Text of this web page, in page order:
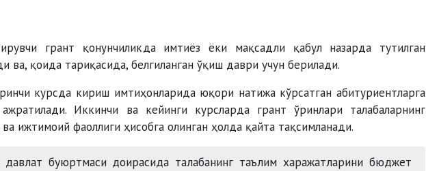
грант қонунчиликда имтиёз ёки мақсадли қабул назарда тутилган
ва, қоида тариқасида, белгиланган ўқиш даври учун берилади.
курсда кириш имтиҳонларида юқори натижа кўрсатган абитуриентларга
ажратилади. Иккинчи ва кейинги курсларда грант ўринлари талабаларнинг
ижтимоий фаоллиги ҳисобга олинган ҳолда қайта тақсимланади.
буюртмаси доирасида талабанинг таълим харажатларини бюджет